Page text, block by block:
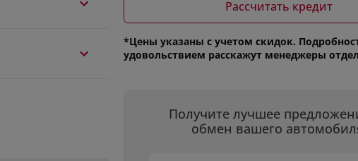
Рассчитать кредит
*Цены указаны с учетом скидок.
удовольствием расскажут менеджеры
Получите лучшее
обмен вашего